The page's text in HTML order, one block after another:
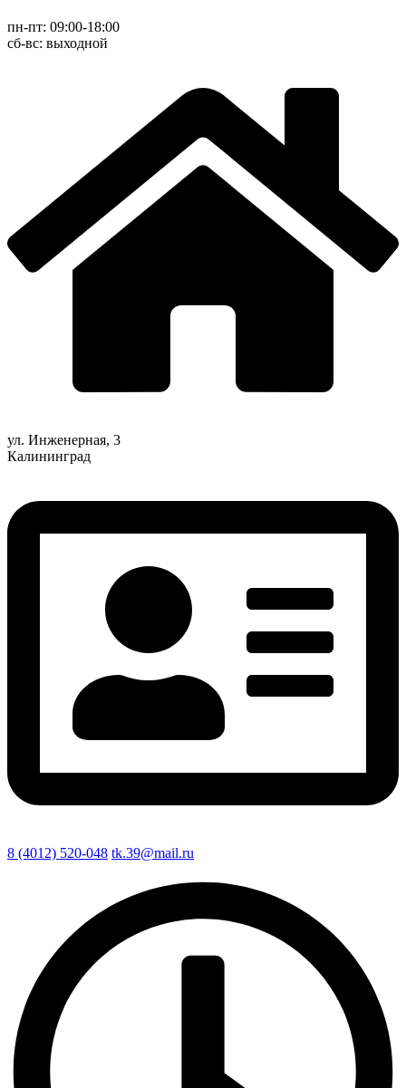
пн-пт: 09:00-18:00
cб-вс: выходной
ул. Инженерная, 3
Калининград
8 (4012) 520-048 tk.39@mail.ru